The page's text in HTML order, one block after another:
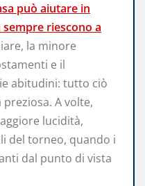
può aiutare in
riescono a
la minore
e il
abitudini: tutto ciò
A volte,
lucidità,
del torneo, quando i
dal punto di vista